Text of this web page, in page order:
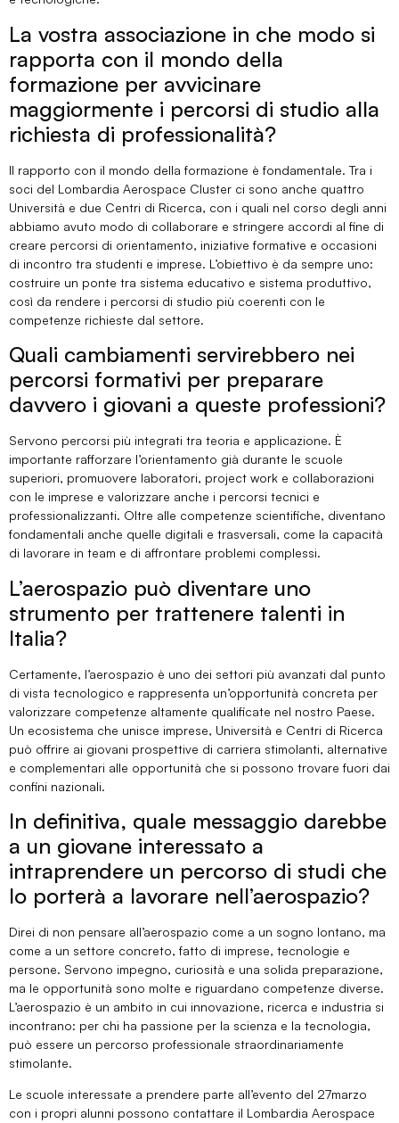
La vostra associazione in che modo si
rapporta con il mondo della
formazione per avvicinare
maggiormente i percorsi di studio alla
richiesta di professionalità?
Il rapporto con il mondo della formazione è fondamentale. Tra i
soci del Lombardia Aerospace Cluster ci sono anche quattro
Università e due Centri di Ricerca, con i quali nel corso degli anni
abbiamo avuto modo di collaborare e stringere accordi al fine di
creare percorsi di orientamento, iniziative formative e occasioni
di incontro tra studenti e imprese. L’obiettivo è da sempre uno:
costruire un ponte tra sistema educativo e sistema produttivo,
così da rendere i percorsi di studio più coerenti con le
competenze richieste dal settore.
Quali cambiamenti servirebbero nei
percorsi formativi per preparare
davvero i giovani a queste professioni?
Servono percorsi più integrati tra teoria e applicazione. È
importante rafforzare l’orientamento già durante le scuole
superiori, promuovere laboratori, project work e collaborazioni
con le imprese e valorizzare anche i percorsi tecnici e
professionalizzanti. Oltre alle competenze scientifiche, diventano
fondamentali anche quelle digitali e trasversali, come la capacità
di lavorare in team e di affrontare problemi complessi.
L’aerospazio può diventare uno
strumento per trattenere talenti in
Italia?
Certamente, l’aerospazio è uno dei settori più avanzati dal punto
di vista tecnologico e rappresenta un’opportunità concreta per
valorizzare competenze altamente qualificate nel nostro Paese.
Un ecosistema che unisce imprese, Università e Centri di Ricerca
può offrire ai giovani prospettive di carriera stimolanti, alternative
e complementari alle opportunità che si possono trovare fuori dai
confini nazionali.
In definitiva, quale messaggio darebbe
a un giovane interessato a
intraprendere un percorso di studi che
lo porterà a lavorare nell’aerospazio?
Direi di non pensare all’aerospazio come a un sogno lontano, ma
come a un settore concreto, fatto di imprese, tecnologie e
persone. Servono impegno, curiosità e una solida preparazione,
ma le opportunità sono molte e riguardano competenze diverse.
L’aerospazio è un ambito in cui innovazione, ricerca e industria si
incontrano: per chi ha passione per la scienza e la tecnologia,
può essere un percorso professionale straordinariamente
stimolante.
Le scuole interessate a prendere parte all’evento del 27marzo
con i propri alunni possono contattare il Lombardia Aerospace